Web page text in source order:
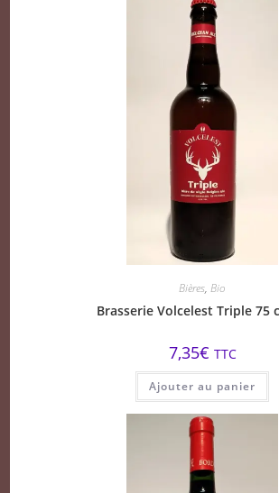
Bières, Bio
Brasserie Volcelest Triple 75
7,35€ TTC
Ajouter au panier